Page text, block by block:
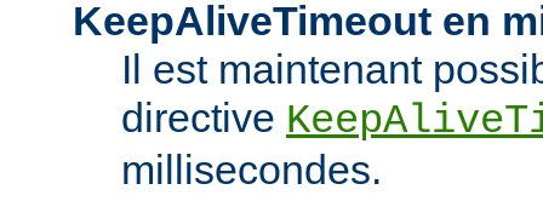
KeepAliveTimeout en
Il est maintenant
directive
millisecondes.